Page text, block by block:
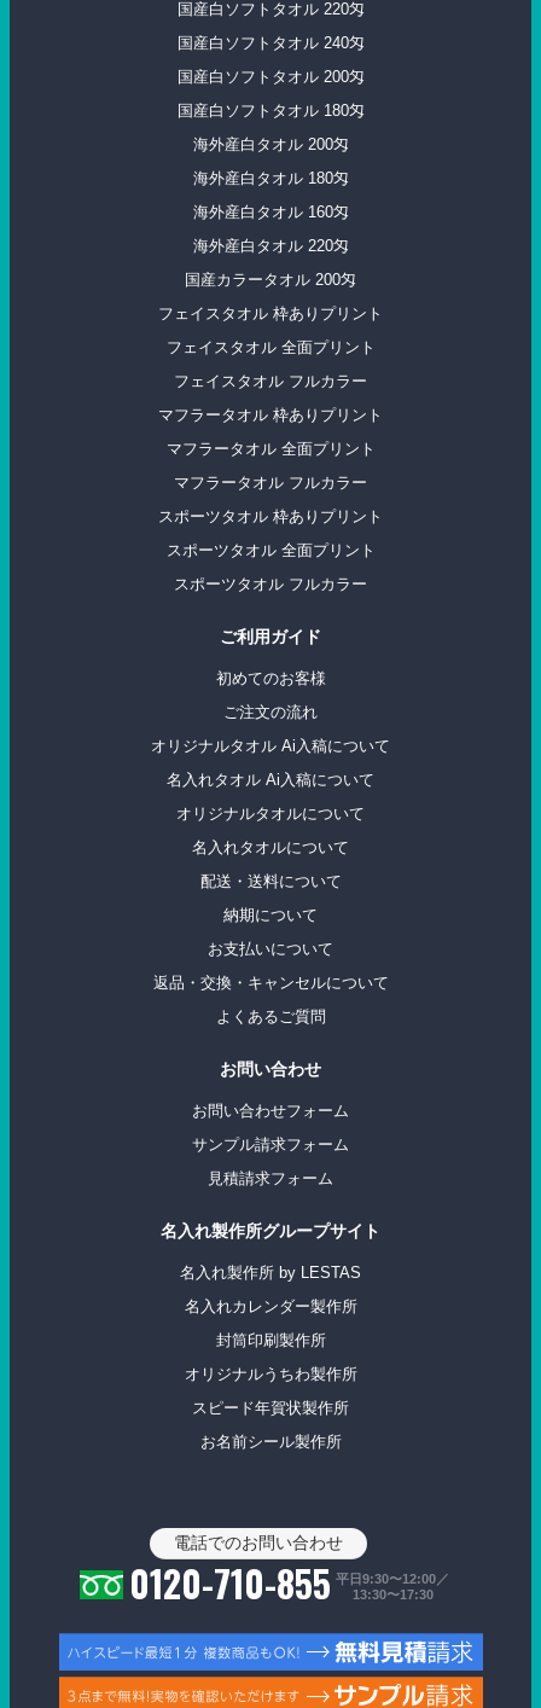
国産白ソフトタオル 220匁
国産白ソフトタオル 240匁
国産白ソフトタオル 200匁
国産白ソフトタオル 180匁
海外産白タオル 200匁
海外産白タオル 180匁
海外産白タオル 160匁
海外産白タオル 220匁
国産カラータオル 200匁
フェイスタオル 枠ありプリント
フェイスタオル 全面プリント
フェイスタオル フルカラー
マフラータオル 枠ありプリント
マフラータオル 全面プリント
マフラータオル フルカラー
スポーツタオル 枠ありプリント
スポーツタオル 全面プリント
スポーツタオル フルカラー
ご利用ガイド
初めてのお客様
ご注文の流れ
オリジナルタオル Ai入稿について
名入れタオル Ai入稿について
オリジナルタオルについて
名入れタオルについて
配送・送料について
納期について
お支払いについて
返品・交換・キャンセルについて
よくあるご質問
お問い合わせ
お問い合わせフォーム
サンプル請求フォーム
見積請求フォーム
名入れ製作所グループサイト
名入れ製作所 by LESTAS
名入れカレンダー製作所
封筒印刷製作所
オリジナルうちわ製作所
スピード年賀状製作所
お名前シール製作所
電話でのお問い合わせ
0120-710-855 平日9:30〜12:00／
13:30〜17:30